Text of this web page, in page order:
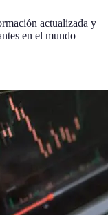
actualizada y
en el mundo